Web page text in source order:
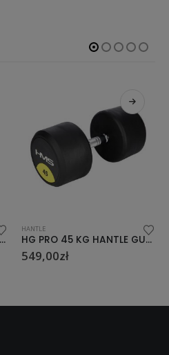
HG PRO 45 KG HANTLE GUMOWANE HMS
ŚCIĄGACZE I